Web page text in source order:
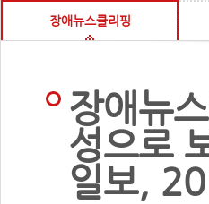
장애뉴스클리핑
장애뉴
성으로
일보,